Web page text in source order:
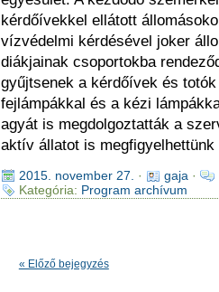
kérdőívekkel ellátott
vízvédelmi kérdésével joker
diákjainak csoportokba
gyűjtsenek a kérdőívek és
fejlámpákkal és a kézi
agyát is megdolgoztatták a
aktív állatot is
2015. november 27. · gaja ·
Kategória: Program archívum
« Előző bejegyzés